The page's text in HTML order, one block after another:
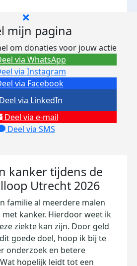
mijn pagina
om donaties voor jouw actie
via Facebook
via Instagram
Deel via e-mail
Deel via SMS
Deel via LinkedIn
via WhatsApp
kanker tijdens de
Utrecht 2026
familie al meerdere malen
kanker. Hierdoor weet ik
ziekte kan zijn. Door geld
goede doel, hoop ik bij te
onderzoek en betere
hopelijk leidt tot een